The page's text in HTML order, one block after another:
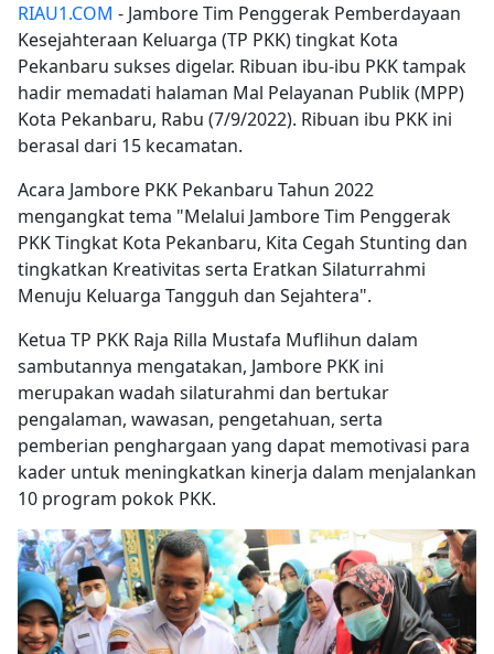
RIAU1.COM - Jambore Tim Penggerak Pemberdayaan
Kesejahteraan Keluarga (TP PKK) tingkat Kota
Pekanbaru sukses digelar. Ribuan ibu-ibu PKK tampak
hadir memadati halaman Mal Pelayanan Publik (MPP)
Kota Pekanbaru, Rabu (7/9/2022). Ribuan ibu PKK ini
berasal dari 15 kecamatan.
Acara Jambore PKK Pekanbaru Tahun 2022
mengangkat tema "Melalui Jambore Tim Penggerak
PKK Tingkat Kota Pekanbaru, Kita Cegah Stunting dan
tingkatkan Kreativitas serta Eratkan Silaturrahmi
Menuju Keluarga Tangguh dan Sejahtera".
Ketua TP PKK Raja Rilla Mustafa Muflihun dalam
sambutannya mengatakan, Jambore PKK ini
merupakan wadah silaturahmi dan bertukar
pengalaman, wawasan, pengetahuan, serta
pemberian penghargaan yang dapat memotivasi para
kader untuk meningkatkan kinerja dalam menjalankan
10 program pokok PKK.